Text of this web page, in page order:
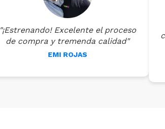
"¡Estrenando! Excelente el proceso
de compra y tremenda calidad"
EMI ROJAS